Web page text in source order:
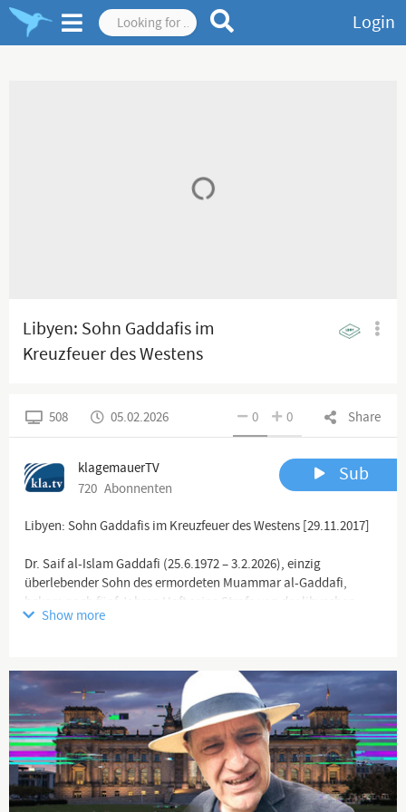
Login
Libyen: Sohn Gaddafis im
Kreuzfeuer des Westens
Share
0 0
508 05.02.2026
klagemauerTV
720 Abonnenten
Sub
Libyen: Sohn Gaddafis im Kreuzfeuer des Westens [29.11.2017]
Dr. Saif al-Islam Gaddafi (25.6.1972 – 3.2.2026), einzig
überlebender Sohn des ermordeten Muammar al-Gaddafi,
bekam nach fünf Jahren Haft seine Strafe von der libyschen
Justiz erlassen. Sowohl die Mehrheit der libyschen Bevölkerung
Gerichtshof in Den Haag auf eine erneute Verurteilung. War Saif
al-Islam wirklich ein Kriegsverbrecher oder vielmehr ein
Hoffnungsträger für das bis heute gequälte Libyen? Kla.TV lässt
den bekannten Herland Report zu Wort kommen. Hören Sie
selbst!
Video, Text & Quellen: 🔗www.kla.tv/11533
Show more